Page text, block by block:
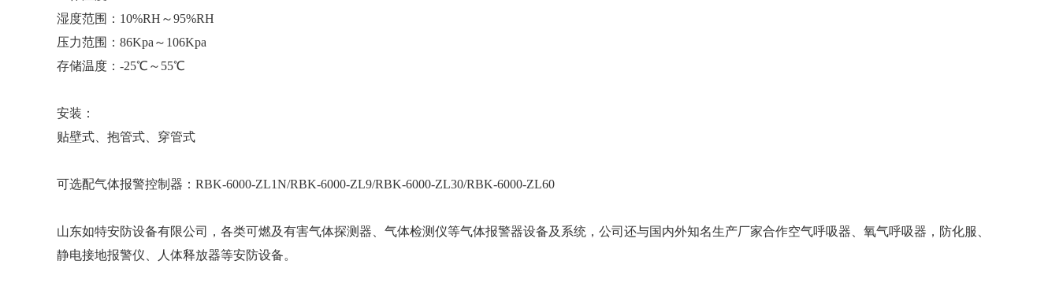
湿度范围：10%RH～95%RH
压力范围：86Kpa～106Kpa
存储温度：-25℃～55℃
安装：
贴壁式、抱管式、穿管式
可选配气体报警控制器：RBK-6000-ZL1N/RBK-6000-ZL9/RBK-6000-ZL30/RBK-6000-ZL60
山东如特安防设备有限公司，各类可燃及有害气体探测器、气体检测仪等气体报警器设备及系统，公司还与国内外知名生产厂家合作空气呼吸器、氧气呼吸器，防化服、
静电接地报警仪、人体释放器等安防设备。